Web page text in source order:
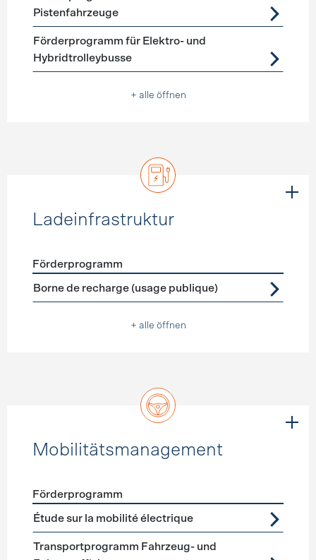
Pistenfahrzeuge
Förderprogramm für Elektro- und
Hybridtrolleybusse
+ alle öffnen
Ladeinfrastruktur
Förderprogramme Ladeinfrastruktur
Förderprogramm
Borne de recharge (usage publique)
+ alle öffnen
Mobilitätsmanagement
Förderprogramme Mobilitätsmanagement
Förderprogramm
Étude sur la mobilité électrique
Transportprogramm Fahrzeug- und